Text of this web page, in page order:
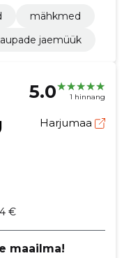
mähkmed
jaemüük
5.0 1 hinnang
Harjumaa
€
maailma!